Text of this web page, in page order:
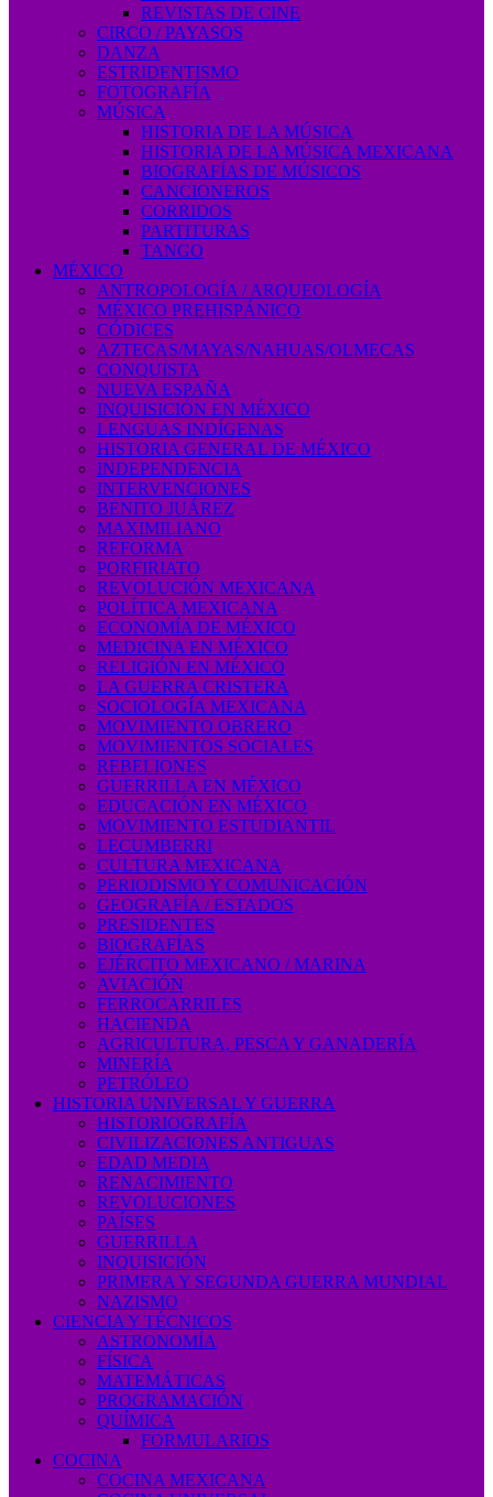
REVISTAS DE CINE
CIRCO / PAYASOS
DANZA
ESTRIDENTISMO
FOTOGRAFÍA
MÚSICA
HISTORIA DE LA MÚSICA
HISTORIA DE LA MÚSICA MEXICANA
BIOGRAFÍAS DE MÚSICOS
CANCIONEROS
CORRIDOS
PARTITURAS
TANGO
MÉXICO
ANTROPOLOGÍA / ARQUEOLOGÍA
MÉXICO PREHISPÁNICO
CÓDICES
AZTECAS/MAYAS/NAHUAS/OLMECAS
CONQUISTA
NUEVA ESPAÑA
INQUISICIÓN EN MÉXICO
LENGUAS INDÍGENAS
HISTORIA GENERAL DE MÉXICO
INDEPENDENCIA
INTERVENCIONES
BENITO JUÁREZ
MAXIMILIANO
REFORMA
PORFIRIATO
REVOLUCIÓN MEXICANA
POLÍTICA MEXICANA
ECONOMÍA DE MÉXICO
MEDICINA EN MÉXICO
RELIGIÓN EN MÉXICO
LA GUERRA CRISTERA
SOCIOLOGÍA MEXICANA
MOVIMIENTO OBRERO
MOVIMIENTOS SOCIALES
REBELIONES
GUERRILLA EN MÉXICO
EDUCACIÓN EN MÉXICO
MOVIMIENTO ESTUDIANTIL
LECUMBERRI
CULTURA MEXICANA
PERIODISMO Y COMUNICACIÓN
GEOGRAFÍA / ESTADOS
PRESIDENTES
BIOGRAFÍAS
EJÉRCITO MEXICANO / MARINA
AVIACIÓN
FERROCARRILES
HACIENDA
AGRICULTURA, PESCA Y GANADERÍA
MINERÍA
PETRÓLEO
HISTORIA UNIVERSAL Y GUERRA
HISTORIOGRAFÍA
CIVILIZACIONES ANTIGUAS
EDAD MEDIA
RENACIMIENTO
REVOLUCIONES
PAÍSES
GUERRILLA
INQUISICIÓN
PRIMERA Y SEGUNDA GUERRA MUNDIAL
NAZISMO
CIENCIA Y TÉCNICOS
ASTRONOMÍA
FÍSICA
MATEMÁTICAS
PROGRAMACIÓN
QUÍMICA
FORMULARIOS
COCINA
COCINA MEXICANA